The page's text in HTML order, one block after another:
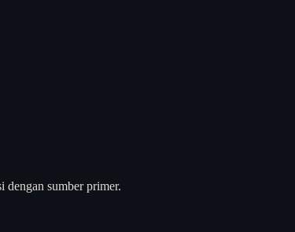
dengan sumber primer.